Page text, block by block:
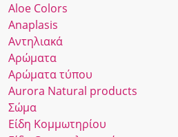
Αloe Colors
Anaplasis
Αντηλιακά
Αρώματα
Αρώματα τύπου
Αurora Νatural products
Σώμα
Είδη Κομμωτηρίου